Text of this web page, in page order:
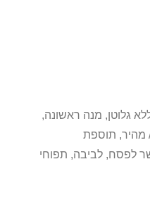
גלוטן, מנה ראשונה,
מהיר, תוספת
לפסח, לביבה, תפוחי